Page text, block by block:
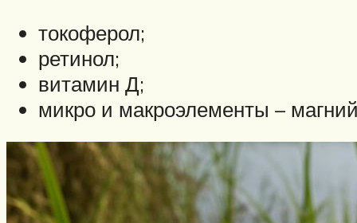
токоферол;
ретинол;
витамин Д;
микро и макроэлементы –